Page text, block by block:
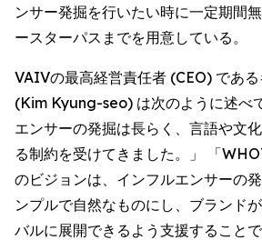
ンサー発掘を行いたい時に一定期間
ースターパスまでを用意している。
VAIVの最高経営責任者 (CEO) であ
(Kim Kyung-seo) は次のように述べ
エンサーの発掘は長らく、言語や文
る制約を受けてきました。」 「
のビジョンは、インフルエンサーの
ンプルで自然なものにし、ブランド
バルに展開できるよう支援すること